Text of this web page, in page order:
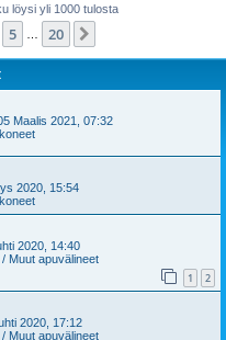
löysi yli 1000 tulosta
5 20
Maalis 2021, 07:32
2020, 15:54
2020, 14:40
Muut apuvälineet
1 2
2020, 17:12
Muut apuvälineet